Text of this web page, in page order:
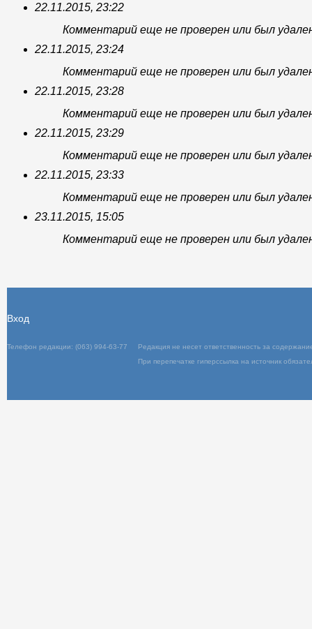
22.11.2015, 23:22
Комментарий еще не проверен или был
22.11.2015, 23:24
Комментарий еще не проверен или был
22.11.2015, 23:28
Комментарий еще не проверен или был
22.11.2015, 23:29
Комментарий еще не проверен или был
22.11.2015, 23:33
Комментарий еще не проверен или был
23.11.2015, 15:05
Комментарий еще не проверен или был
Телефон редакции: (063) 994-63-77
При